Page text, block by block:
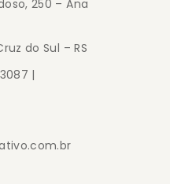
250 – Ana
do Sul – RS
|